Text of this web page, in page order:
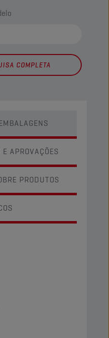
COMPLETA
APROVAÇÕES
PRODUTOS